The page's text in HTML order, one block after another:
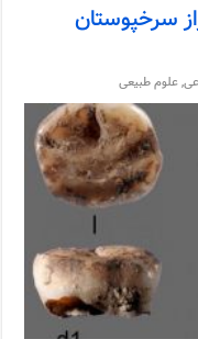
۳۱۰۰۰ ساله راز سرخپوستان
,علوم طبیعی